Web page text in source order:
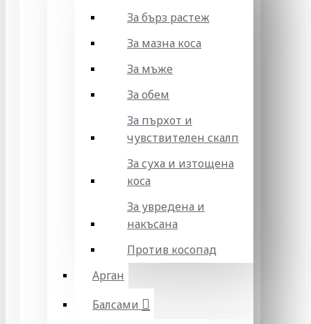
За бърз растеж
За мазна коса
За мъже
За обем
За пърхот и
чувствителен скалп
За суха и изтощена
коса
За увредена и
накъсана
Против косопад
Арган
Балсами